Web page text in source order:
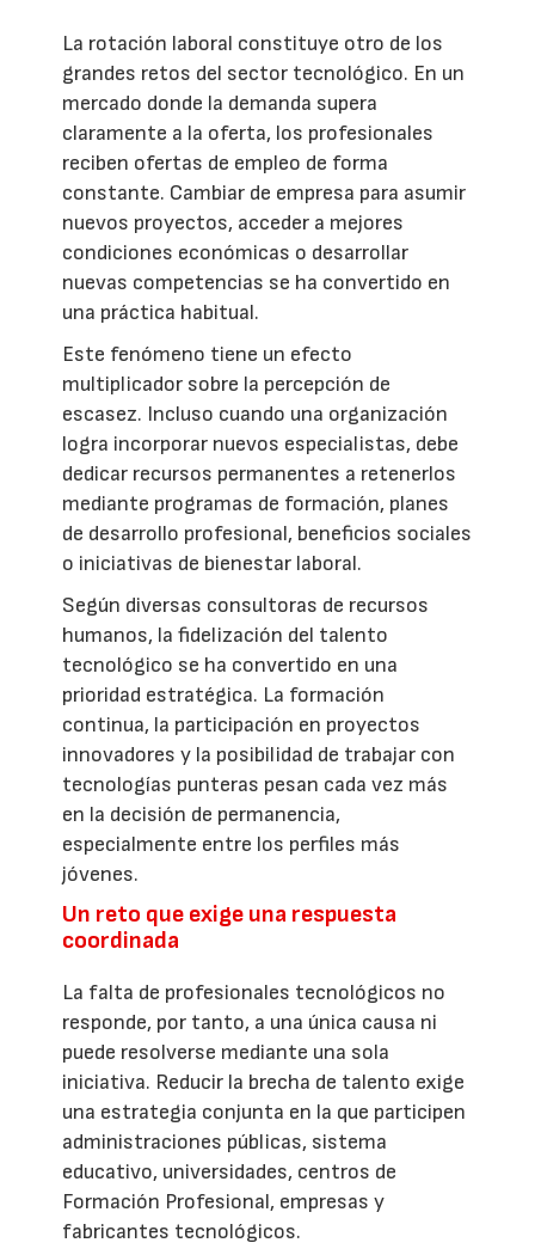
La rotación laboral constituye otro de los
grandes retos del sector tecnológico. En un
mercado donde la demanda supera
claramente a la oferta, los profesionales
reciben ofertas de empleo de forma
constante. Cambiar de empresa para asumir
nuevos proyectos, acceder a mejores
condiciones económicas o desarrollar
nuevas competencias se ha convertido en
una práctica habitual.
Este fenómeno tiene un efecto
multiplicador sobre la percepción de
escasez. Incluso cuando una organización
logra incorporar nuevos especialistas, debe
dedicar recursos permanentes a retenerlos
mediante programas de formación, planes
de desarrollo profesional, beneficios sociales
o iniciativas de bienestar laboral.
Según diversas consultoras de recursos
humanos, la fidelización del talento
tecnológico se ha convertido en una
prioridad estratégica. La formación
continua, la participación en proyectos
innovadores y la posibilidad de trabajar con
tecnologías punteras pesan cada vez más
en la decisión de permanencia,
especialmente entre los perfiles más
jóvenes.
Un reto que exige una respuesta
coordinada
La falta de profesionales tecnológicos no
responde, por tanto, a una única causa ni
puede resolverse mediante una sola
iniciativa. Reducir la brecha de talento exige
una estrategia conjunta en la que participen
administraciones públicas, sistema
educativo, universidades, centros de
Formación Profesional, empresas y
fabricantes tecnológicos.